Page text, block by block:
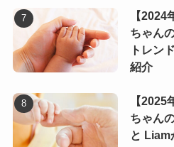
【2024
ちゃん
トレン
紹介
【2025
ちゃん
と Liam